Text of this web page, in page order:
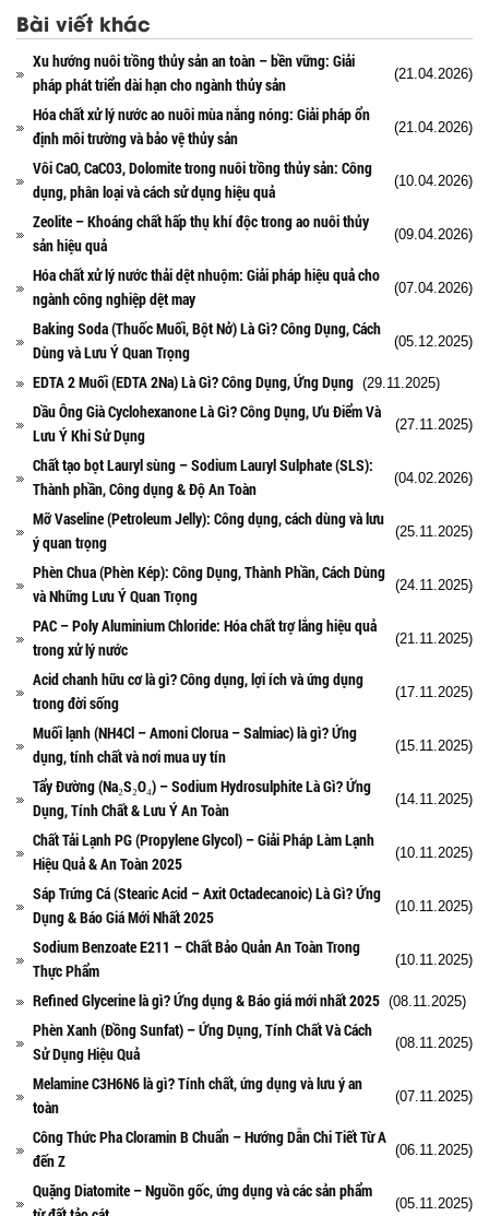
Bài viết khác
Xu hướng nuôi trồng thủy sản an toàn – bền vững: Giải
pháp phát triển dài hạn cho ngành thủy sản
(21.04.2026)
Hóa chất xử lý nước ao nuôi mùa nắng nóng: Giải pháp ổn
định môi trường và bảo vệ thủy sản
(21.04.2026)
Vôi CaO, CaCO3, Dolomite trong nuôi trồng thủy sản: Công
dụng, phân loại và cách sử dụng hiệu quả
(10.04.2026)
Zeolite – Khoáng chất hấp thụ khí độc trong ao nuôi thủy
sản hiệu quả
(09.04.2026)
Hóa chất xử lý nước thải dệt nhuộm: Giải pháp hiệu quả cho
ngành công nghiệp dệt may
(07.04.2026)
Baking Soda (Thuốc Muối, Bột Nở) Là Gì? Công Dụng, Cách
Dùng và Lưu Ý Quan Trọng
(05.12.2025)
EDTA 2 Muối (EDTA 2Na) Là Gì? Công Dụng, Ứng Dụng (29.11.2025)
Dầu Ông Già Cyclohexanone Là Gì? Công Dụng, Ưu Điểm Và
Lưu Ý Khi Sử Dụng
(27.11.2025)
Chất tạo bọt Lauryl sùng – Sodium Lauryl Sulphate (SLS):
Thành phần, Công dụng & Độ An Toàn
(04.02.2026)
Mỡ Vaseline (Petroleum Jelly): Công dụng, cách dùng và lưu
ý quan trọng
(25.11.2025)
Phèn Chua (Phèn Kép): Công Dụng, Thành Phần, Cách Dùng
và Những Lưu Ý Quan Trọng
(24.11.2025)
PAC – Poly Aluminium Chloride: Hóa chất trợ lắng hiệu quả
trong xử lý nước
(21.11.2025)
Acid chanh hữu cơ là gì? Công dụng, lợi ích và ứng dụng
trong đời sống
(17.11.2025)
Muối lạnh (NH4Cl – Amoni Clorua – Salmiac) là gì? Ứng
dụng, tính chất và nơi mua uy tín
(15.11.2025)
Tẩy Đường (Na₂S₂O₄) – Sodium Hydrosulphite Là Gì? Ứng
Dụng, Tính Chất & Lưu Ý An Toàn
(14.11.2025)
Chất Tải Lạnh PG (Propylene Glycol) – Giải Pháp Làm Lạnh
Hiệu Quả & An Toàn 2025
(10.11.2025)
Sáp Trứng Cá (Stearic Acid – Axit Octadecanoic) Là Gì? Ứng
Dụng & Báo Giá Mới Nhất 2025
(10.11.2025)
Sodium Benzoate E211 – Chất Bảo Quản An Toàn Trong
Thực Phẩm
(10.11.2025)
Refined Glycerine là gì? Ứng dụng & Báo giá mới nhất 2025 (08.11.2025)
Phèn Xanh (Đồng Sunfat) – Ứng Dụng, Tính Chất Và Cách
Sử Dụng Hiệu Quả
(08.11.2025)
Melamine C3H6N6 là gì? Tính chất, ứng dụng và lưu ý an
toàn
(07.11.2025)
Công Thức Pha Cloramin B Chuẩn – Hướng Dẫn Chi Tiết Từ A
đến Z
(06.11.2025)
Quặng Diatomite – Nguồn gốc, ứng dụng và các sản phẩm
(05.11.2025)